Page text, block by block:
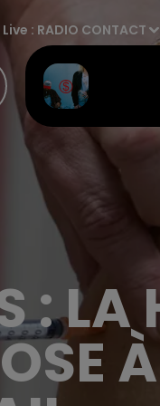
Live : RADIO CONTACT
: LA